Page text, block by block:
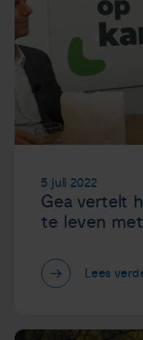
5 juli 2022
Gea vertelt
te leven
Lees